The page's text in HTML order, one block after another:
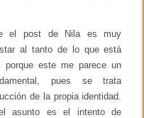
l
e
(
a
c
el post de Nila es muy
al tanto de lo que está
este me parece un
pues se trata
de la propia identidad.
asunto es el intento de